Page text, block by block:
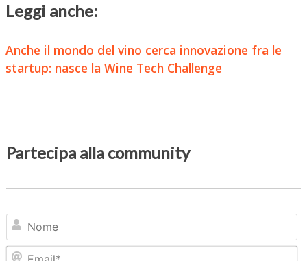
Leggi anche:
Anche il mondo del vino cerca innovazione fra le
startup: nasce la Wine Tech Challenge
Partecipa alla community